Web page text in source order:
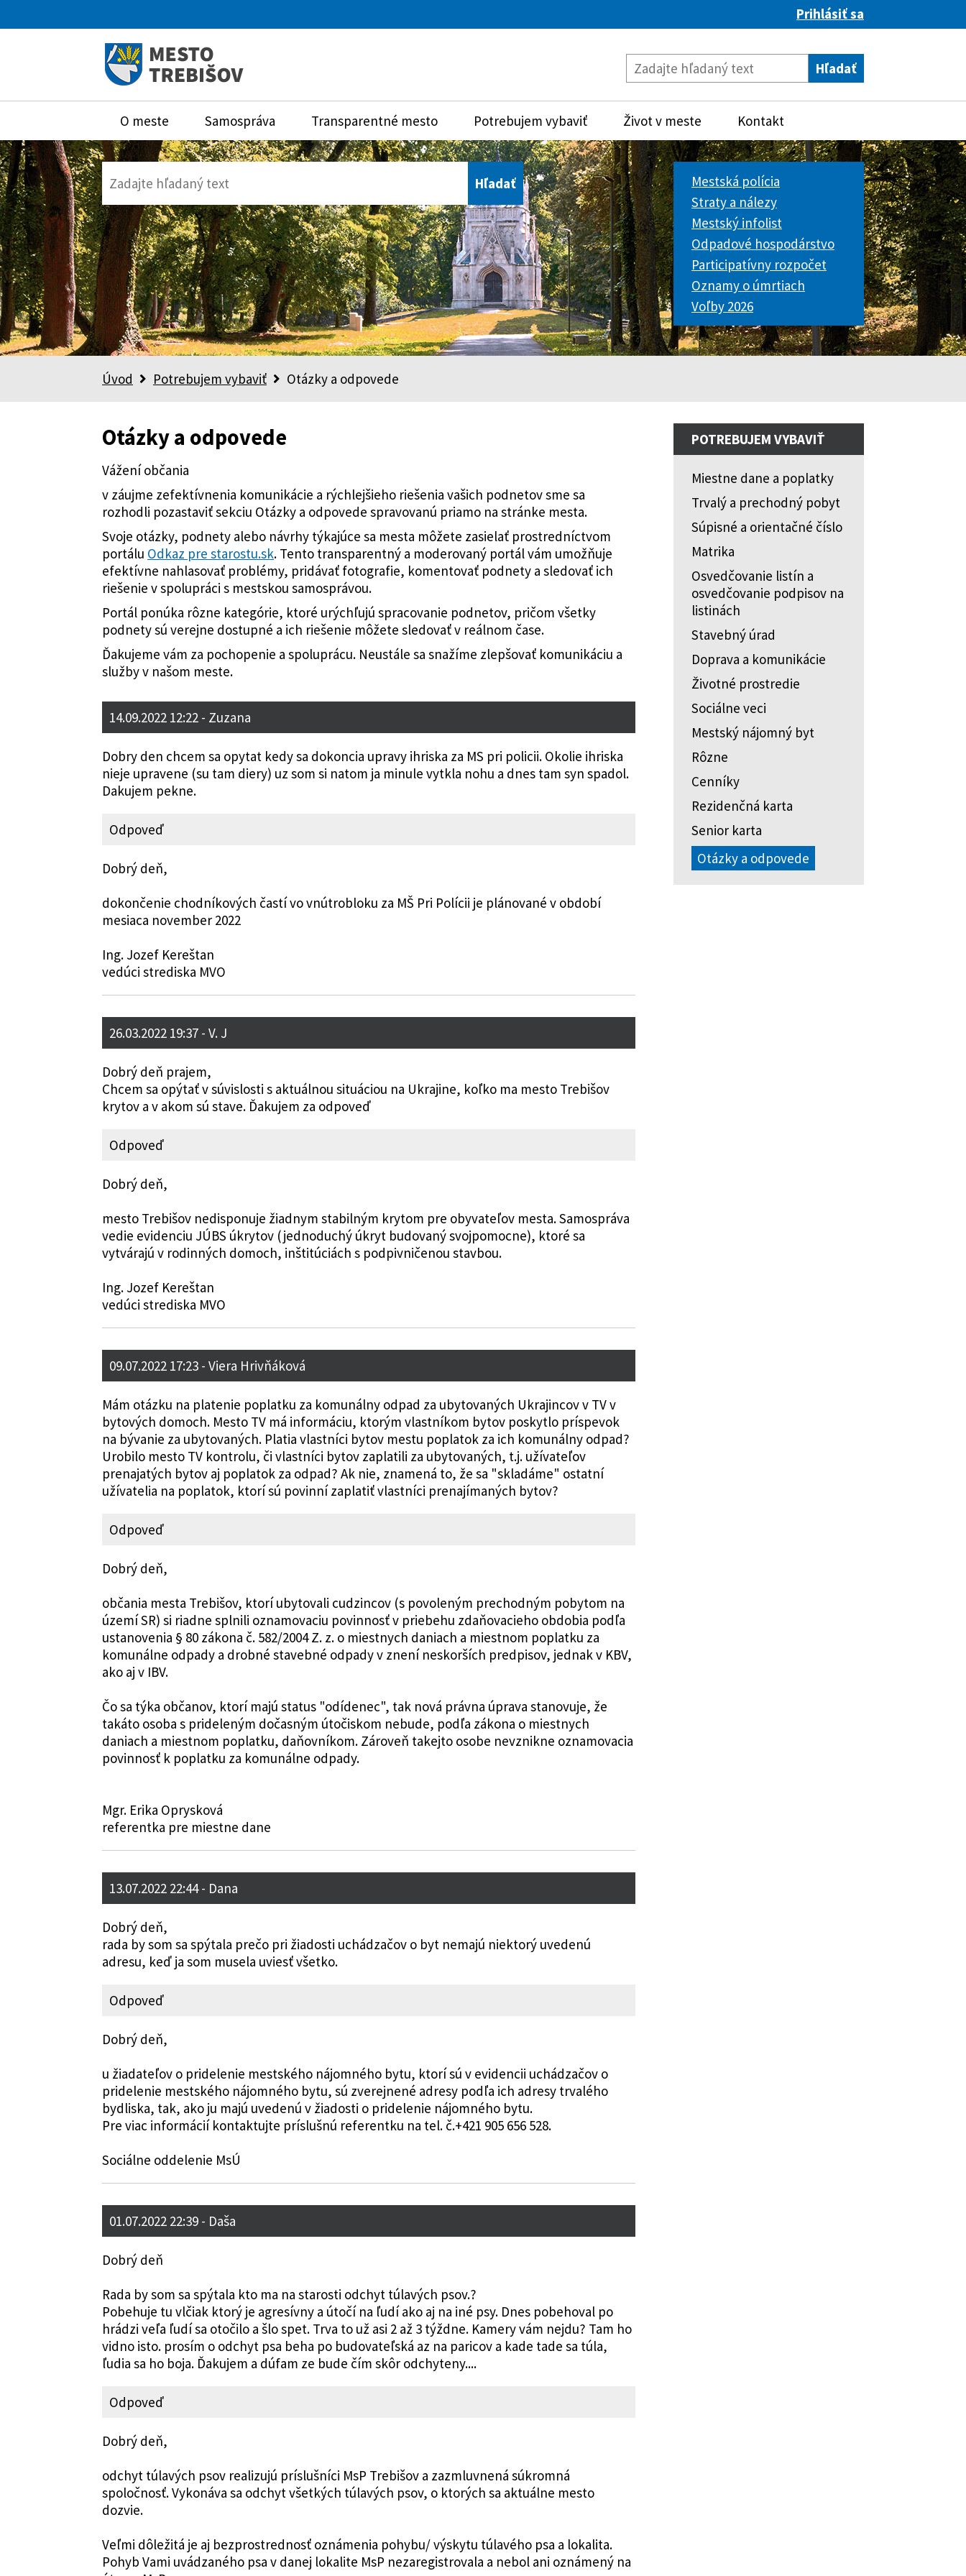
Prihlásiť sa
O meste Samospráva Transparentné mesto Potrebujem vybaviť Život v meste Kontakt
Mestská polícia
Straty a nálezy
Mestský infolist
Odpadové hospodárstvo
Participatívny rozpočet
Oznamy o úmrtiach
Voľby 2026
Úvod Potrebujem vybaviť Otázky a odpovede
POTREBUJEM VYBAVIŤ
Miestne dane a poplatky
Trvalý a prechodný pobyt
Súpisné a orientačné číslo
Matrika
Osvedčovanie listín a
osvedčovanie podpisov na
listinách
Stavebný úrad
Doprava a komunikácie
Životné prostredie
Sociálne veci
Mestský nájomný byt
Rôzne
Cenníky
Rezidenčná karta
Senior karta
Otázky a odpovede
Otázky a odpovede
Vážení občania
v záujme zefektívnenia komunikácie a rýchlejšieho riešenia vašich podnetov sme sa
rozhodli pozastaviť sekciu Otázky a odpovede spravovanú priamo na stránke mesta.
Svoje otázky, podnety alebo návrhy týkajúce sa mesta môžete zasielať prostredníctvom
portálu Odkaz pre starostu.sk. Tento transparentný a moderovaný portál vám umožňuje
efektívne nahlasovať problémy, pridávať fotografie, komentovať podnety a sledovať ich
riešenie v spolupráci s mestskou samosprávou.
Portál ponúka rôzne kategórie, ktoré urýchľujú spracovanie podnetov, pričom všetky
podnety sú verejne dostupné a ich riešenie môžete sledovať v reálnom čase.
Ďakujeme vám za pochopenie a spoluprácu. Neustále sa snažíme zlepšovať komunikáciu a
služby v našom meste.
14.09.2022 12:22 - Zuzana
Dobry den chcem sa opytat kedy sa dokoncia upravy ihriska za MS pri policii. Okolie ihriska
nieje upravene (su tam diery) uz som si natom ja minule vytkla nohu a dnes tam syn spadol.
Dakujem pekne.
Odpoveď
Dobrý deň,
dokončenie chodníkových častí vo vnútrobloku za MŠ Pri Polícii je plánované v období
mesiaca november 2022
Ing. Jozef Kereštan
vedúci strediska MVO
26.03.2022 19:37 - V. J
Dobrý deň prajem,
Chcem sa opýtať v súvislosti s aktuálnou situáciou na Ukrajine, koľko ma mesto Trebišov
krytov a v akom sú stave. Ďakujem za odpoveď
Odpoveď
Dobrý deň,
mesto Trebišov nedisponuje žiadnym stabilným krytom pre obyvateľov mesta. Samospráva
vedie evidenciu JÚBS úkrytov (jednoduchý úkryt budovaný svojpomocne), ktoré sa
vytvárajú v rodinných domoch, inštitúciách s podpivničenou stavbou.
Ing. Jozef Kereštan
vedúci strediska MVO
09.07.2022 17:23 - Viera Hrivňáková
Mám otázku na platenie poplatku za komunálny odpad za ubytovaných Ukrajincov v TV v
bytových domoch. Mesto TV má informáciu, ktorým vlastníkom bytov poskytlo príspevok
na bývanie za ubytovaných. Platia vlastníci bytov mestu poplatok za ich komunálny odpad?
Urobilo mesto TV kontrolu, či vlastníci bytov zaplatili za ubytovaných, t.j. užívateľov
prenajatých bytov aj poplatok za odpad? Ak nie, znamená to, že sa "skladáme" ostatní
užívatelia na poplatok, ktorí sú povinní zaplatiť vlastníci prenajímaných bytov?
Odpoveď
Dobrý deň,
občania mesta Trebišov, ktorí ubytovali cudzincov (s povoleným prechodným pobytom na
území SR) si riadne splnili oznamovaciu povinnosť v priebehu zdaňovacieho obdobia podľa
ustanovenia § 80 zákona č. 582/2004 Z. z. o miestnych daniach a miestnom poplatku za
komunálne odpady a drobné stavebné odpady v znení neskorších predpisov, jednak v KBV,
ako aj v IBV.
Čo sa týka občanov, ktorí majú status "odídenec", tak nová právna úprava stanovuje, že
takáto osoba s prideleným dočasným útočiskom nebude, podľa zákona o miestnych
daniach a miestnom poplatku, daňovníkom. Zároveň takejto osobe nevznikne oznamovacia
povinnosť k poplatku za komunálne odpady.
Mgr. Erika Oprysková
referentka pre miestne dane
13.07.2022 22:44- Dana
Dobrý deň,
rada by som sa spýtala prečo pri žiadosti uchádzačov o byt nemajú niektorý uvedenú
adresu, keď ja som musela uviesť všetko.
Odpoveď
Dobrý deň,
u žiadateľov o pridelenie mestského nájomného bytu, ktorí sú v evidencii uchádzačov o
pridelenie mestského nájomného bytu, sú zverejnené adresy podľa ich adresy trvalého
bydliska, tak, ako ju majú uvedenú v žiadosti o pridelenie nájomného bytu.
Pre viac informácií kontaktujte príslušnú referentku na tel. č.+421 905 656 528.
Sociálne oddelenie MsÚ
01.07.2022 22:39 - Daša
Dobrý deň
Rada by som sa spýtala kto ma na starosti odchyt túlavých psov.?
Pobehuje tu vlčiak ktorý je agresívny a útočí na ľudí ako aj na iné psy. Dnes pobehoval po
hrádzi veľa ľudí sa otočilo a šlo spet. Trva to už asi 2 až 3 týždne. Kamery vám nejdu? Tam ho
vidno isto. prosím o odchyt psa beha po budovateľská az na paricov a kade tade sa túla,
ľudia sa ho boja. Ďakujem a dúfam ze bude čím skôr odchyteny....
Odpoveď
Dobrý deň,
odchyt túlavých psov realizujú príslušníci MsP Trebišov a zazmluvnená súkromná
spoločnosť. Vykonáva sa odchyt všetkých túlavých psov, o ktorých sa aktuálne mesto
dozvie.
Veľmi dôležitá je aj bezprostrednosť oznámenia pohybu/ výskytu túlavého psa a lokalita.
Pohyb Vami uvádzaného psa v danej lokalite MsP nezaregistrovala a nebol ani oznámený na